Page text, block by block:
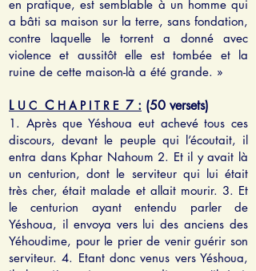
en pratique, est semblable à un homme qui
a bâti sa maison sur la terre, sans fondation,
contre laquelle le torrent a donné avec
violence et aussitôt elle est tombée et la
ruine de cette maison-là a été grande. »
L U C C H A P I T R E 7 : (50 versets)
1. Après que Yéshoua eut achevé tous ces
discours, devant le peuple qui l’écoutait, il
entra dans Kphar Nahoum 2. Et il y avait là
un centurion, dont le serviteur qui lui était
très cher, était malade et allait mourir. 3. Et
le centurion ayant entendu parler de
Yéshoua, il envoya vers lui des anciens des
Yéhoudime, pour le prier de venir guérir son
serviteur. 4. Etant donc venus vers Yéshoua,